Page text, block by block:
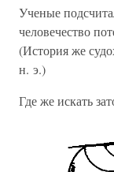
Ученые
человечество
(История же
н. э.)
Где же искать